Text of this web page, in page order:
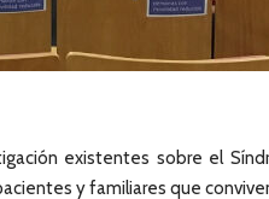
existentes sobre el
y familiares que